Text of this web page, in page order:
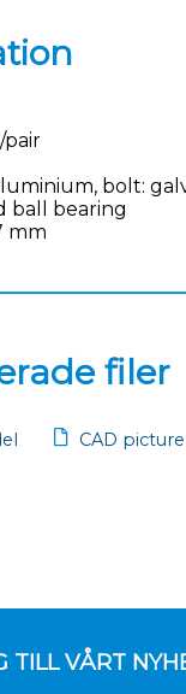
bolt:
ball bearing
mm
filer
CAD picture
TILL VÅRT